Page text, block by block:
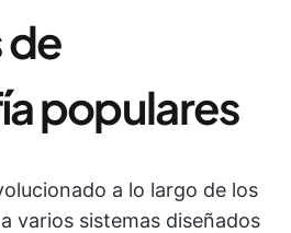
de
populares
a lo largo de los
varios sistemas diseñados